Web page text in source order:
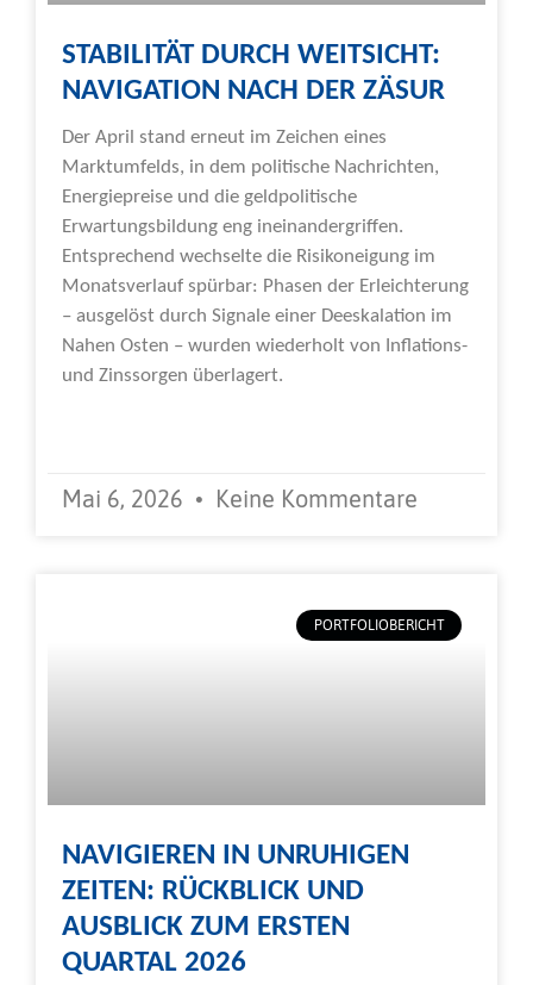
STABILITÄT DURCH WEITSICHT:
NAVIGATION NACH DER ZÄSUR
Der April stand erneut im Zeichen eines
Marktumfelds, in dem politische Nachrichten,
Energiepreise und die geldpolitische
Erwartungsbildung eng ineinandergriffen.
Entsprechend wechselte die Risikoneigung im
Monatsverlauf spürbar: Phasen der Erleichterung
– ausgelöst durch Signale einer Deeskalation im
Nahen Osten – wurden wiederholt von Inflations-
und Zinssorgen überlagert.
Mai 6, 2026 Keine Kommentare
PORTFOLIOBERICHT
NAVIGIEREN IN UNRUHIGEN
ZEITEN: RÜCKBLICK UND
AUSBLICK ZUM ERSTEN
QUARTAL 2026